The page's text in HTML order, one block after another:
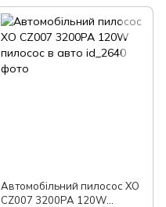
Автомобільний пилосос XO
CZ007 3200PA 120W